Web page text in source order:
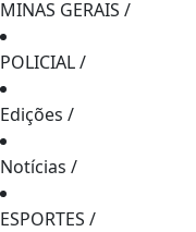
MINAS GERAIS /
POLICIAL/
Edições /
Notícias /
ESPORTES /